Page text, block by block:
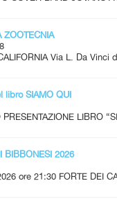
ZOOTECNIA
Via L. Da Vinci
libro SIAMO QUI
LIBRO
BIBBONESI 2026
ore 21:30 FORTE DEI